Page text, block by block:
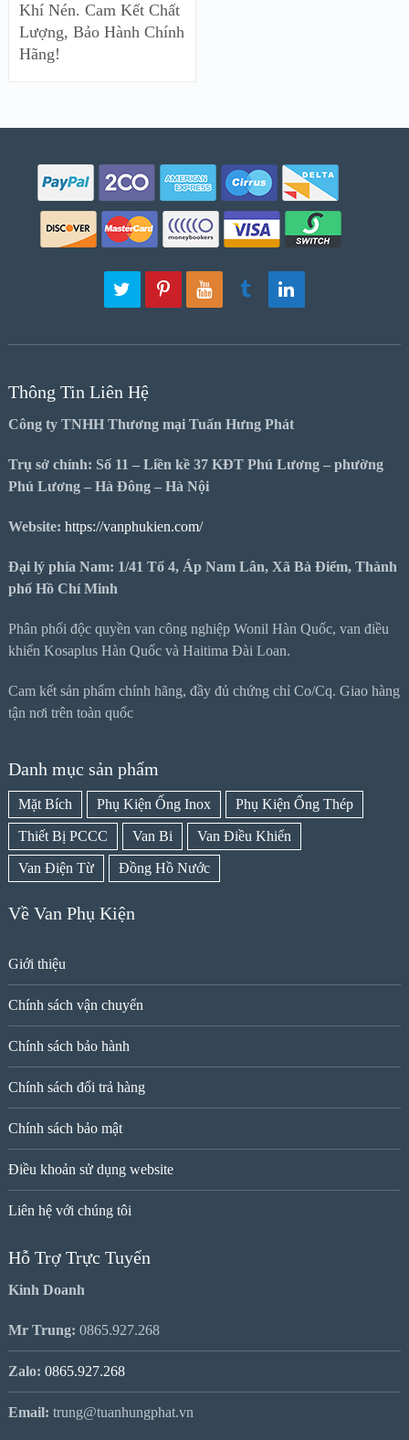
Khí Nén. Cam Kết Chất
Lượng, Bảo Hành Chính
Hãng!
Thông Tin Liên Hệ
Công ty TNHH Thương mại Tuấn Hưng Phát
Trụ sở chính: Số 11 – Liền kề 37 KĐT Phú Lương – phường
Phú Lương – Hà Đông – Hà Nội
Website: https://vanphukien.com/
Đại lý phía Nam: 1/41 Tổ 4, Áp Nam Lân, Xã Bà Điểm, Thành
phố Hồ Chí Minh
Phân phối độc quyền van công nghiệp Wonil Hàn Quốc, van điều
khiển Kosaplus Hàn Quốc và Haitima Đài Loan.
Cam kết sản phẩm chính hãng, đầy đủ chứng chỉ Co/Cq. Giao hàng
tận nơi trên toàn quốc
Danh mục sản phẩm
Mặt Bích Phụ Kiện Ống Inox Phụ Kiện Ống Thép
Thiết Bị PCCC Van Bi Van Điều Khiển
Van Điện Từ Đồng Hồ Nước
Về Van Phụ Kiện
Giới thiệu
Chính sách vận chuyển
Chính sách bảo hành
Chính sách đổi trả hàng
Chính sách bảo mật
Điều khoản sử dụng website
Liên hệ với chúng tôi
Hỗ Trợ Trực Tuyến
Kinh Doanh
Mr Trung: 0865.927.268
Zalo: 0865.927.268
Email: trung@tuanhungphat.vn